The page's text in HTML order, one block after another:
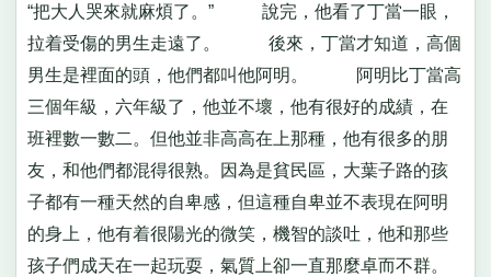
“把大人哭來就麻煩了。” 說完，他看了丁當一眼，
拉着受傷的男生走遠了。 後來，丁當才知道，高個
男生是裡面的頭，他們都叫他阿明。 阿明比丁當高
三個年級，六年級了，他並不壞，他有很好的成績，在
班裡數一數二。但他並非高高在上那種，他有很多的朋
友，和他們都混得很熟。因為是貧民區，大葉子路的孩
子都有一種天然的自卑感，但這種自卑並不表現在阿明
的身上，他有着很陽光的微笑，機智的談吐，他和那些
孩子們成天在一起玩耍，氣質上卻一直那麼卓而不群。